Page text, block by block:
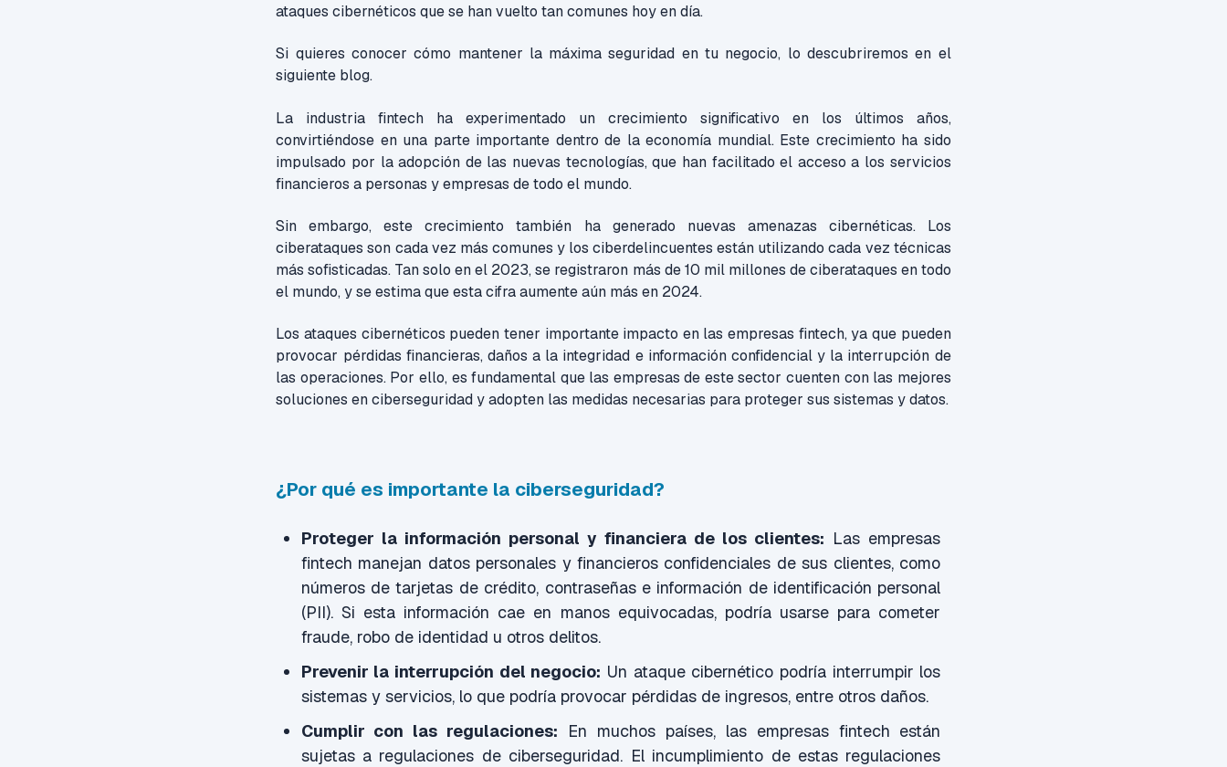
ataques cibernéticos que se han vuelto tan comunes hoy en día.
Si quieres conocer cómo mantener la máxima seguridad en tu negocio, lo descubriremos en el
siguiente blog.
La industria fintech ha experimentado un crecimiento significativo en los últimos años,
convirtiéndose en una parte importante dentro de la economía mundial. Este crecimiento ha sido
impulsado por la adopción de las nuevas tecnologías, que han facilitado el acceso a los servicios
financieros a personas y empresas de todo el mundo.
Sin embargo, este crecimiento también ha generado nuevas amenazas cibernéticas. Los
ciberataques son cada vez más comunes y los ciberdelincuentes están utilizando cada vez técnicas
más sofisticadas. Tan solo en el 2023, se registraron más de 10 mil millones de ciberataques en todo
el mundo, y se estima que esta cifra aumente aún más en 2024.
Los ataques cibernéticos pueden tener importante impacto en las empresas fintech, ya que pueden
provocar pérdidas financieras, daños a la integridad e información confidencial y la interrupción de
las operaciones. Por ello, es fundamental que las empresas de este sector cuenten con las mejores
soluciones en ciberseguridad y adopten las medidas necesarias para proteger sus sistemas y datos.
¿Por qué es importante la ciberseguridad?
Proteger la información personal y financiera de los clientes: Las empresas
fintech manejan datos personales y financieros confidenciales de sus clientes, como
números de tarjetas de crédito, contraseñas e información de identificación personal
(PII). Si esta información cae en manos equivocadas, podría usarse para cometer
fraude, robo de identidad u otros delitos.
Prevenir la interrupción del negocio: Un ataque cibernético podría interrumpir los
sistemas y servicios, lo que podría provocar pérdidas de ingresos, entre otros daños.
Cumplir con las regulaciones:
En muchos países, las empresas fintech están
sujetas a regulaciones de ciberseguridad. El incumplimiento de estas regulaciones